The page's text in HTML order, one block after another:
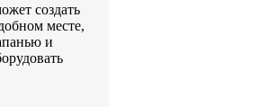
создать
месте,
и